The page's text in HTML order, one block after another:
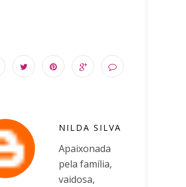
NILDA SILVA
Apaixonada
pela família,
vaidosa,